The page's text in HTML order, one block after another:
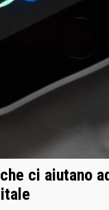
ci aiutano